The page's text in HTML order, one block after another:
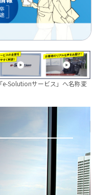
名の仲間が加わりました
らせ
Solutionサービス」へ名称変